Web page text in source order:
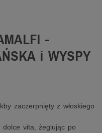
-
i WYSPY
zaczerpnięty z włoskiego
vita, żeglując po